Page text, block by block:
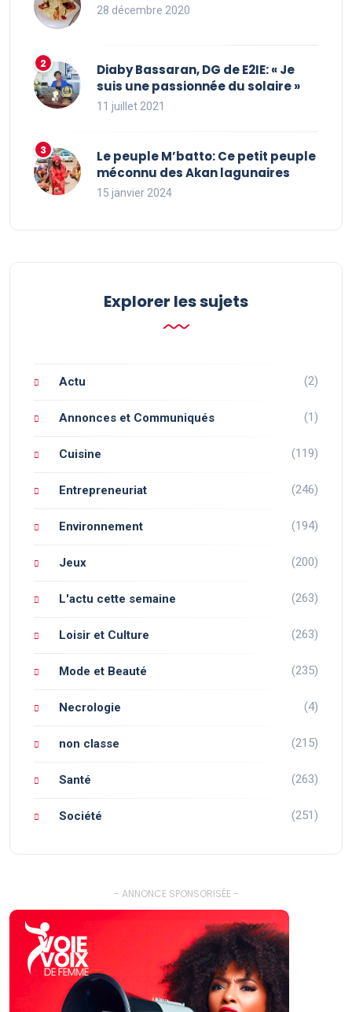
28 décembre 2020
Diaby Bassaran, DG de E2IE: « Je
suis une passionnée du solaire »
11 juillet 2021
Le peuple M’batto: Ce petit peuple
méconnu des Akan lagunaires
15 janvier 2024
Explorer les sujets
Actu (2)
Annonces et Communiqués (1)
Cuisine (119)
Entrepreneuriat (246)
Environnement (194)
Jeux (200)
L'actu cette semaine (263)
Loisir et Culture (263)
Mode et Beauté (235)
Necrologie (4)
non classe (215)
Santé (263)
Société (251)
- ANNONCE SPONSORISÉE -